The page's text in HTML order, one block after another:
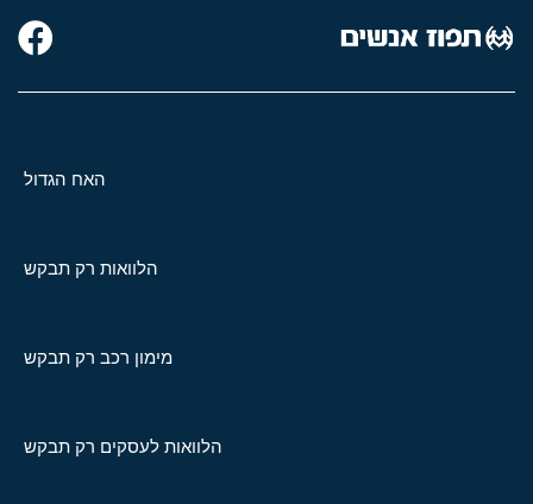
האח הגדול
הלוואות רק תבקש
מימון רכב רק תבקש
הלוואות לעסקים רק תבקש